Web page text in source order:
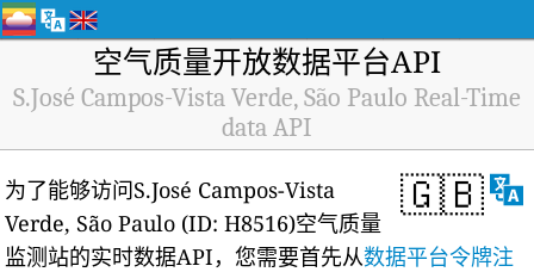
空气质量开放数据平台API
S.José Campos-Vista Verde, São Paulo Real-Time
data API
🇬🇧
为了能够访问S.José Campos-Vista
Verde, São Paulo (ID: H8516)空气质量
监测站的实时数据API，您需要首先从数据平台令牌注